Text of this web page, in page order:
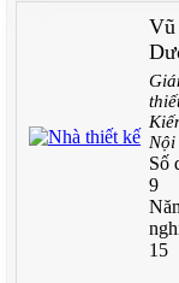
Vũ
Số
9
15